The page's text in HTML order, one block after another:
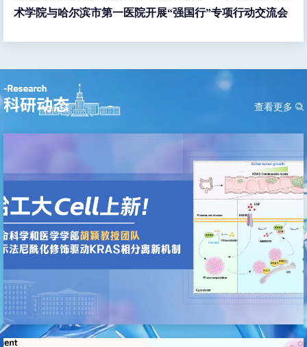
术学院与哈尔滨市第一医院开展“强国行”专项行动交流会
查看更多